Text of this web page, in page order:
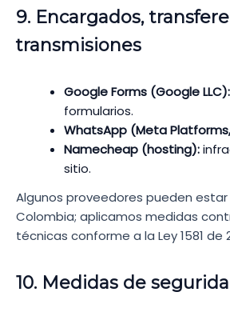
9. Encargados,
transmisiones
Google Forms (Google LLC):
formularios.
WhatsApp (Meta
Namecheap (hosting):
sitio.
Algunos proveedores pueden
Colombia; aplicamos medidas
técnicas conforme a la Ley 1581 de
10. Medidas de